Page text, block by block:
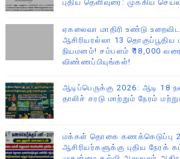
புதிய தெளிவுரை: முக்கிய
ஏகலைவா மாதிரி உண்டு
ஆசிரியரல்லா 13
நியமனம்! சம்பளம் ₹18,000
விண்ணப்பியுங்கள்!
ஆடிப்பெருக்கு 2026: ஆடி 18
தாலிச் சரடு மாற்றும் நேரம்
மக்கள் தொகை கணக்கெடுப்பு
ஆசிரியர்களுக்கு புதிய நேரக்